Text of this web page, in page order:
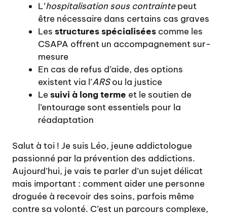
L’hospitalisation sous contraintepeut
être nécessaire dans certains cas graves
Les structures spécialisées comme les
CSAPA offrent un accompagnement sur-
mesure
En cas de refus d’aide, des options
existent via l’ARSou la justice
Le suivi à long terme et le soutien de
l’entourage sont essentiels pour la
réadaptation
Salut à toi ! Je suis Léo, jeune addictologue
passionné par la prévention des addictions.
Aujourd’hui, je vais te parler d’un sujet délicat
mais important : comment aider une personne
droguée à recevoir des soins, parfois même
contre sa volonté. C’est un parcours complexe,